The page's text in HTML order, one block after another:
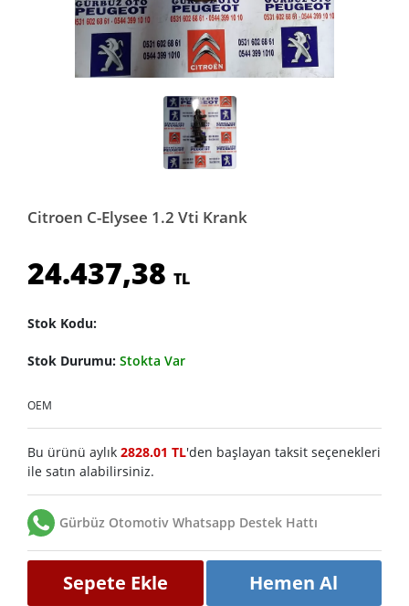
Citroen C-Elysee 1.2 Vti Krank
24.437,38 TL
Stok Kodu:
Stok Durumu: Stokta Var
OEM
Bu ürünü aylık 2828.01 TL'den başlayan taksit seçenekleri
ile satın alabilirsiniz.
Gürbüz Otomotiv Whatsapp Destek Hattı
Sepete Ekle Hemen Al